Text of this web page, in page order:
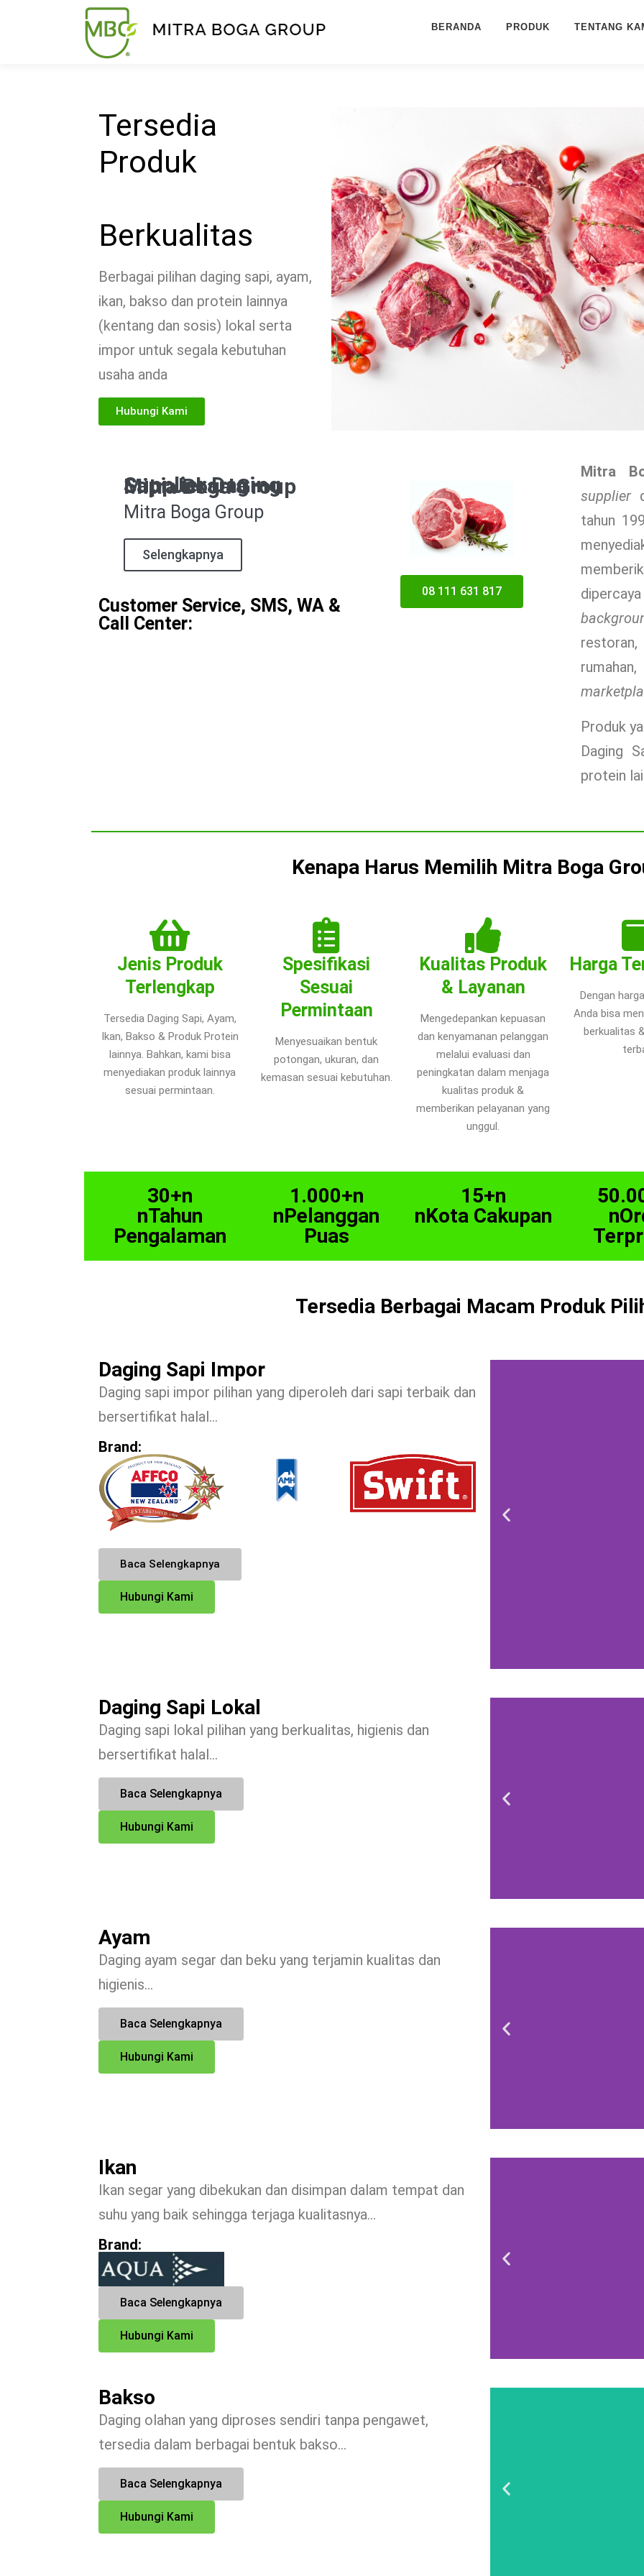
BERANDA PRODUK TENTANG
Tersedia
Produk
Berkualitas
Berbagai pilihan daging sapi, ayam,
ikan, bakso dan protein lainnya
(kentang dan sosis) lokal serta
impor untuk segala kebutuhan
usaha anda
Hubungi Kami
Supplier Daging Sapi Jakarta – Mitra Boga Group
Mitra Boga Group
Selengkapnya
Customer Service, SMS, WA &
Call Center:
08 111 631 817
Mitra
supplier
tahun
Produk
Daging
protein
Kenapa Harus Memilih Mitra Boga
Jenis Produk
Terlengkap
Tersedia Daging Sapi, Ayam,
Ikan, Bakso & Produk Protein
lainnya. Bahkan, kami bisa
menyediakan produk lainnya
sesuai permintaan.
Spesifikasi
Sesuai
Permintaan
Menyesuaikan bentuk
potongan, ukuran, dan
kemasan sesuai kebutuhan.
Kualitas Produk
& Layanan
Mengedepankan kepuasan
dan kenyamanan pelanggan
melalui evaluasi dan
peningkatan dalam menjaga
kualitas produk &
memberikan pelayanan yang
unggul.
Harga
Dengan
Anda bisa
berkualitas
30+n
nTahun
Pengalaman
1.000+n
nPelanggan
Puas
15+n
nKota Cakupan
Tersedia Berbagai Macam Produk
Daging Sapi Impor
Daging sapi impor pilihan yang diperoleh dari sapi terbaik dan
bersertifikat halal…
Brand:
Baca Selengkapnya
Hubungi Kami
Daging Sapi Lokal
Daging sapi lokal pilihan yang berkualitas, higienis dan
bersertifikat halal…
Baca Selengkapnya
Hubungi Kami
Ayam
Daging ayam segar dan beku yang terjamin kualitas dan
higienis…
Baca Selengkapnya
Hubungi Kami
Ikan
Ikan segar yang dibekukan dan disimpan dalam tempat dan
suhu yang baik sehingga terjaga kualitasnya…
Brand:
Baca Selengkapnya
Hubungi Kami
Bakso
Daging olahan yang diproses sendiri tanpa pengawet,
tersedia dalam berbagai bentuk bakso…
Baca Selengkapnya
Hubungi Kami